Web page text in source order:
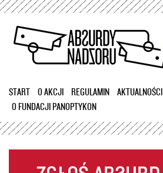
Przejdź
treści
START O AKCJI REGULAMIN
AKTUALNOŚCI
O FUNDACJI PANOPTYKON